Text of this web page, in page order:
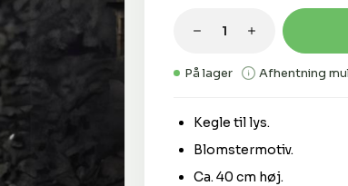
Kegle til lys.
Blomstermotiv.
Ca. 40 cm høj.
På lager Afhentning